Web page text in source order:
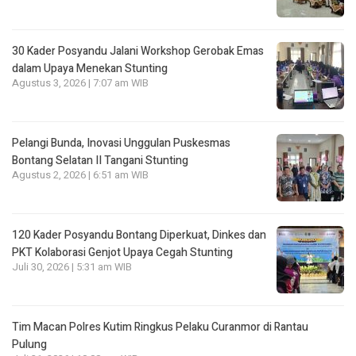
30 Kader Posyandu Jalani Workshop Gerobak Emas
dalam Upaya Menekan Stunting
Agustus 3, 2026 | 7:07 am WIB
Pelangi Bunda, Inovasi Unggulan Puskesmas
Bontang Selatan II Tangani Stunting
Agustus 2, 2026 | 6:51 am WIB
120 Kader Posyandu Bontang Diperkuat, Dinkes dan
PKT Kolaborasi Genjot Upaya Cegah Stunting
Juli 30, 2026 | 5:31 am WIB
Tim Macan Polres Kutim Ringkus Pelaku Curanmor di Rantau
Pulung